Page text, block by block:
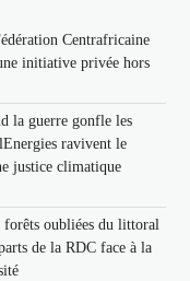
Centrafricaine
initiative privée hors
la guerre gonfle les
ravivent le
justice climatique
forêts oubliées du littoral
de la RDC face à la